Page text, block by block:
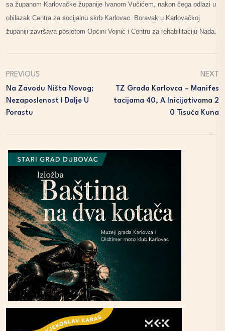
sa županom Karlovačke županije Ivanom Vučićem, nakon čega odlazi u
obilazak Centra za socijalnu skrb Karlovac. Boravak u Karlovačkoj
županiji završava posjetom Općini Vojnić i Centru za rehabilitaciju Nada.
PREVIOUS
Na Zavodu Ništa Novog;
Nezaposlenost I Dalje U
Porastu
NEXT
TZ Grada Karlovca – Manifes
Tacijama 40, A Inicijativama 2
0 Tisuća Kuna